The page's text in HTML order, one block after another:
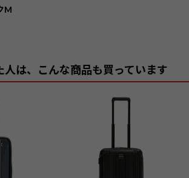
M
人は、こんな商品も買っています